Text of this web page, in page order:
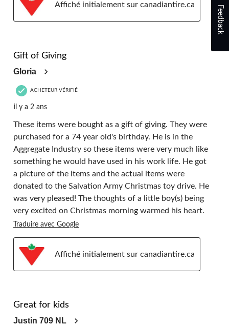
Affiché initialement sur canadiantire.ca
Gift of Giving
Gloria
ACHETEUR VÉRIFIÉ
il y a 2 ans
These items were bought as a gift of giving. They were
purchased for a 74 year old's birthday. He is in the
Aggregate Industry so these items were very much like
something he would have used in his work life. He got
a picture of the items and the actual items were
donated to the Salvation Army Christmas toy drive. He
was very pleased! The thoughts of a little boy(s) being
very excited on Christmas morning warmed his heart.
Traduire avec Google
Affiché initialement sur canadiantire.ca
Great for kids
Justin 709 NL
Feedback